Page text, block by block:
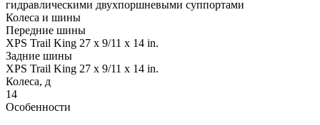
гидравлическими двухпоршневыми суппортами
Колеса и шины
Передние шины
XPS Trail King 27 x 9/11 x 14 in.
Задние шины
XPS Trail King 27 x 9/11 x 14 in.
Колеса, д
14
Особенности